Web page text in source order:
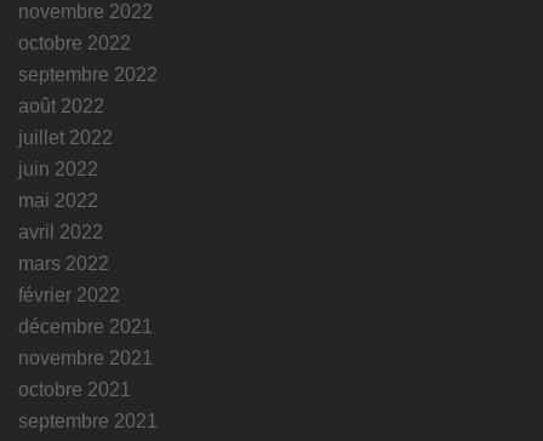
novembre 2022
octobre 2022
septembre 2022
août 2022
juillet 2022
juin 2022
mai 2022
avril 2022
mars 2022
février 2022
décembre 2021
novembre 2021
octobre 2021
septembre 2021